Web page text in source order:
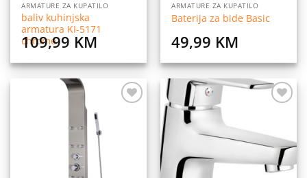
ARMATURE ZA KUPATILO
baliv kuhinjska
armatura KI-5171
chrome
109,99 KM
ARMATURE ZA KUPATILO
Baterija za bide Basic
49,99 KM
želja